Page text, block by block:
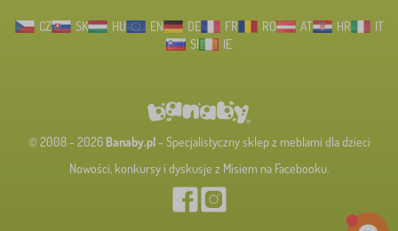
CZ SK HU EN DE FR RO AT HR
IT
SI
IE
© 2008 - 2026 Banaby.pl- Specjalistyczny sklep z meblami dla dzieci
Nowości, konkursy i dyskusje z Misiem na Facebooku.